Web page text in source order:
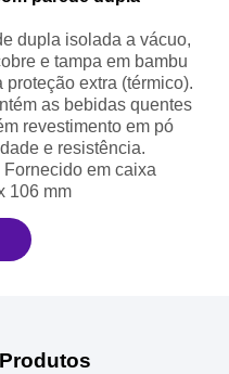
dupla isolada a vácuo,
e tampa em bambu
extra (térmico).
as bebidas quentes
revestimento em pó
e resistência.
em caixa
106 mm